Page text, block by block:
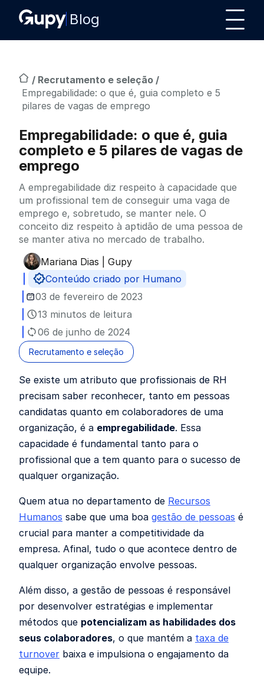
Blog
/ Recrutamento e seleção /
Empregabilidade: o que é, guia completo e 5
pilares de vagas de emprego
Empregabilidade: o que é, guia
completo e 5 pilares de vagas de
emprego
A empregabilidade diz respeito à capacidade que
um profissional tem de conseguir uma vaga de
emprego e, sobretudo, se manter nele. O
conceito diz respeito à aptidão de uma pessoa de
se manter ativa no mercado de trabalho.
Publicado por
Mariana Dias | Gupy
Conteúdo criado por Humano
03 de fevereiro de 2023
13 minutos de leitura
06 de junho de 2024
Recrutamento e seleção
Se existe um atributo que profissionais de RH
precisam saber reconhecer, tanto em pessoas
candidatas quanto em colaboradores de uma
organização, é a empregabilidade. Essa
capacidade é fundamental tanto para o
profissional que a tem quanto para o sucesso de
qualquer organização.
Quem atua no departamento de Recursos
Humanos sabe que uma boa gestão de pessoas é
crucial para manter a competitividade da
empresa. Afinal, tudo o que acontece dentro de
qualquer organização envolve pessoas.
Além disso, a gestão de pessoas é responsável
por desenvolver estratégias e implementar
métodos que potencializam as habilidades dos
seus colaboradores, o que mantém a taxa de
turnover baixa e impulsiona o engajamento da
equipe.